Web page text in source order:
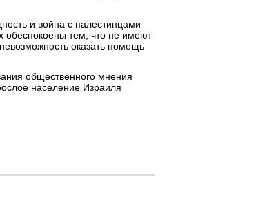
и война с палестинцами
обеспокоены тем, что не имеют
оказать помощь
общественного мнения
население Израиля